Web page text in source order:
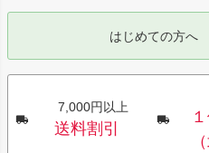
はじめての方へ
7,000円以上
送料割引